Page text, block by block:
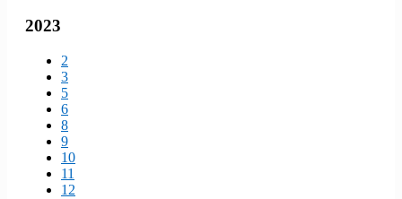
2023
2
3
5
6
8
9
10
11
12